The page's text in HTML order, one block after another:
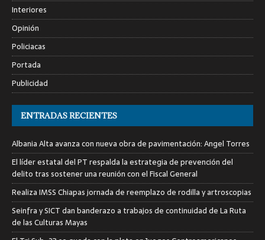
Interiores
Opinión
Policiacas
Portada
Publicidad
ENTRADAS RECIENTES
Albania Alta avanza con nueva obra de pavimentación: Angel Torres
El líder estatal del PT respalda la estrategia de prevención del
delito tras sostener una reunión con el Fiscal General
Realiza IMSS Chiapas jornada de reemplazo de rodilla y artroscopias
Seinfra y SICT dan banderazo a trabajos de continuidad de La Ruta
de las Culturas Mayas